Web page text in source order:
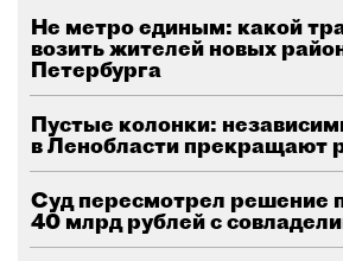
Не метро единым: какой
возить жителей новых
Петербурга
Пустые колонки:
в Ленобласти прекращают
Суд пересмотрел решение
40 млрд рублей с